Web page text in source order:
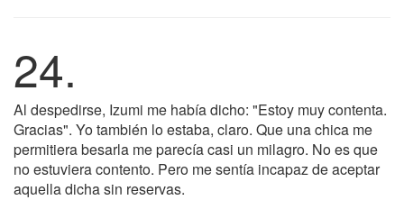
24.
Al despedirse, Izumi me había dicho: "Estoy muy contenta.
Gracias". Yo también lo estaba, claro. Que una chica me
permitiera besarla me parecía casi un milagro. No es que
no estuviera contento. Pero me sentía incapaz de aceptar
aquella dicha sin reservas.